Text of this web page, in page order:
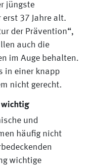
jüngste
erst 37 Jahre alt.
der Prävention“,
auch die
im Auge behalten.
in einer knapp
nicht gerecht.
wichtig
und
häufig nicht
wichtige